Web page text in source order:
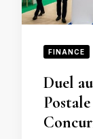
FINANCE
Duel